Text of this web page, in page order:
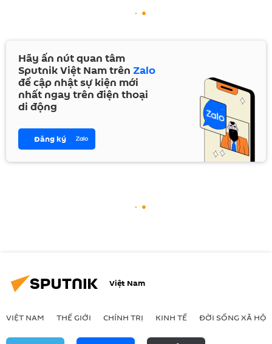
Hãy ấn nút quan tâm
Sputnik Việt Nam trên Zalo
để cập nhật sự kiện mới
nhất ngay trên điện thoại
di động
Đăng ký
Việt Nam
VIỆT NAM THẾ GIỚI CHÍNH TRỊ KINH TẾ ĐỜI SỐNG XÃ HỘI